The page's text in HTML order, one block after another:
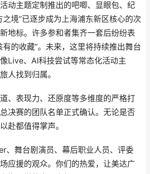
动主题定制推出的吧唧、显眼包、纪
之境”已逐步成为上海浦东新区核心的次
地标。许多参和者集齐一套后纷纷表
有的收藏”。未来，这里将持续推出舞台
Live、AI科技尝试等常态化活动主
人找到归属。
、表现力、还原度等多维度的严格打
决赛的团队名单正式确认。无论是否
赴都值得掌声。
、舞台剧演员、幕后职业人员、评委
应援的观众。你们的热爱，让美达广